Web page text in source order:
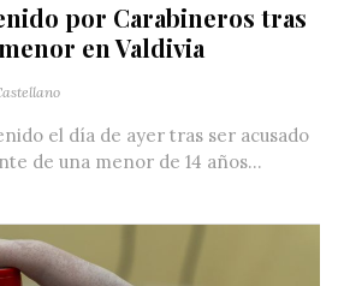
por Carabineros tras
en Valdivia
el día de ayer tras ser acusado
de una menor de 14 años...